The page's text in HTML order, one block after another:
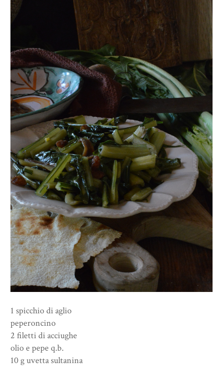
1 spicchio di aglio
peperoncino
2 filetti di acciughe
olio e pepe q.b.
10 g uvetta sultanina